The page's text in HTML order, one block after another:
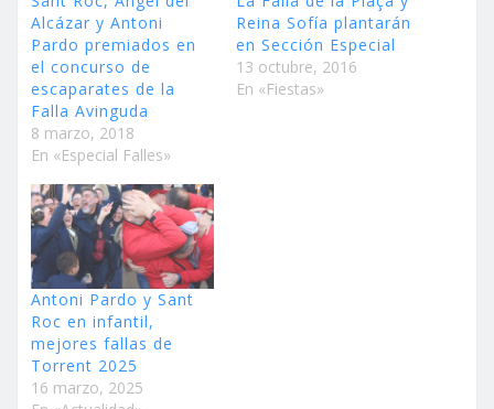
Alcázar y Antoni
Pardo premiados en
el concurso de
escaparates de la
Falla Avinguda
8 marzo, 2018
En «Especial Falles»
Reina Sofía plantarán
en Sección Especial
13 octubre, 2016
En «Fiestas»
Antoni Pardo y Sant
Roc en infantil,
mejores fallas de
Torrent 2025
16 marzo, 2025